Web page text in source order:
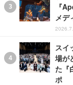
『
メデ
スイ
場が
た『
ポ